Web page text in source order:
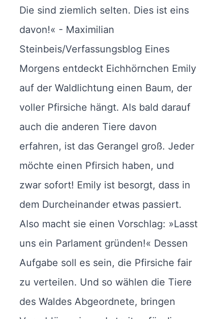
Die sind ziemlich selten. Dies ist eins
davon!« - Maximilian
Steinbeis/Verfassungsblog Eines
Morgens entdeckt Eichhörnchen Emily
auf der Waldlichtung einen Baum, der
voller Pfirsiche hängt. Als bald darauf
auch die anderen Tiere davon
erfahren, ist das Gerangel groß. Jeder
möchte einen Pfirsich haben, und
zwar sofort! Emily ist besorgt, dass in
dem Durcheinander etwas passiert.
Also macht sie einen Vorschlag: »Lasst
uns ein Parlament gründen!« Dessen
Aufgabe soll es sein, die Pfirsiche fair
zu verteilen. Und so wählen die Tiere
des Waldes Abgeordnete, bringen